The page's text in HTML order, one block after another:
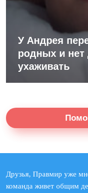
У Андрея
родных и нет
ухаживать
Друзья, Правмир уже
команда живет общим